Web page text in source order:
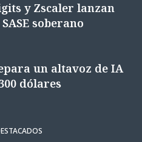
y Zscaler lanzan
soberano
un altavoz de IA
dólares